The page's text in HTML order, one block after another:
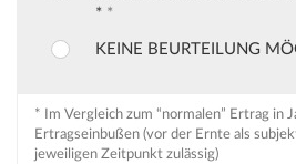
* *
KEINE BEURTEILUNG
* Im Vergleich zum “normalen” Ertrag in
Ertragseinbußen (vor der Ernte als
jeweiligen Zeitpunkt zulässig)